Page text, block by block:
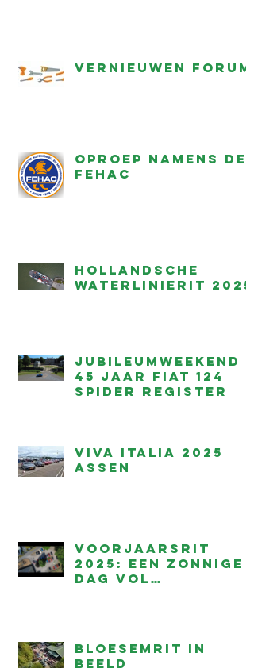
Vernieuwen forum
Oproep namens de
FEHAC
Hollandsche
waterlinierit 2025
Jubileumweekend –
45 jaar Fiat 124
Spider Register
Viva Italia 2025
Assen
Voorjaarsrit
2025: een zonnige
dag vol
Bloesemrit in
beeld